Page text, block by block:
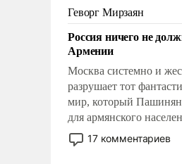
Сложившаяся ситуация
означает многолетний
уязвимости США,
перед Китаем.
Геворг Мирзаян
Россия ничего не
Армении
Москва системно и
разрушает тот
мир, который Пашинян
для армянского
Мир, где политические
прожекты будут
17 комментариев